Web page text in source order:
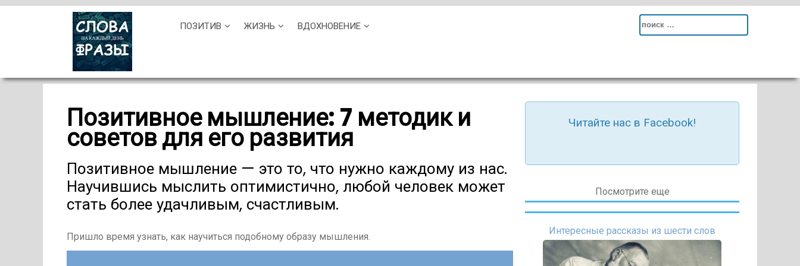
ПОЗИТИВ ЖИЗНЬ ВДОХНОВЕНИЕ
Search
Позитивное мышление: 7 методик и
советов для его развития
Позитивное мышление — это то, что нужно каждому из нас.
Научившись мыслить оптимистично, любой человек может
стать более удачливым, счастливым.
Пришло время узнать, как научиться подобному образу мышления.
Читайте нас в Facebook!
Посмотрите еще
Интересные рассказы из шести слов